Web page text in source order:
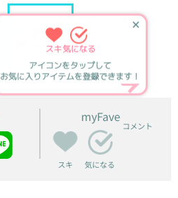
✕
スキ気になる
アイコンをタップして
お気に入りアイテムを登録できます！
myFave
スキ 気になる
コメント